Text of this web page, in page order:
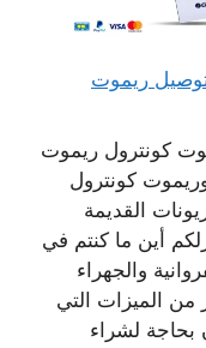
ريموت للمنزل 66041166 توصيل ريموت
كونترول ريموت
كونترول
القديمة
أين ما كنتم في
والجهراء
من الميزات التي
بحاجة لشراء